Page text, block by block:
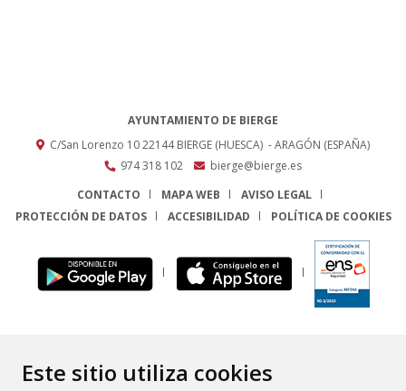
Este sitio utiliza cookies
AYUNTAMIENTO DE BIERGE
C/San Lorenzo 1022144 BIERGE (HUESCA) - ARAGÓN (ESPAÑA)
974 318 102
bierge@bierge.es
CONTACTO
MAPA WEB
AVISO LEGAL
PROTECCIÓN DE DATOS
ACCESIBILIDAD POLÍTICA DE COOKIES